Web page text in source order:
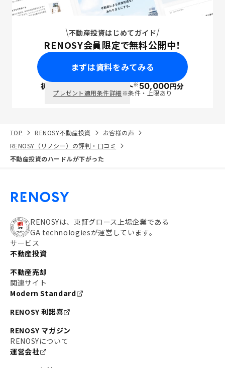
不動産投資はじめてガイド
RENOSY会員限定で無料公開中！
まずは資料をみてみる
初回面談で ポイント※50,000円分
プレゼント適用条件詳細※条件・上限あり
TOP RENOSY不動産投資
お客様の声
RENOSY（リノシー）の評判・口コミ
不動産投資のハードルが下がった
RENOSYは、東証グロース上場企業である
GA technologiesが運営しています。
サービス
不動産投資
不動産売却
関連サイト
Modern Standard
RENOSY 利諾喜
RENOSY マガジン
RENOSYについて
運営会社